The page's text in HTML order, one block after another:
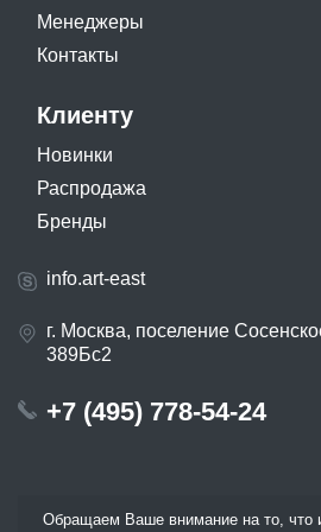
Менеджеры
Контакты
Клиенту
Новинки
Распродажа
Бренды
info.art-east
г. Москва, поселение
389Бс2
+7 (495) 778-54-24
Обращаем Ваше внимание на то, что